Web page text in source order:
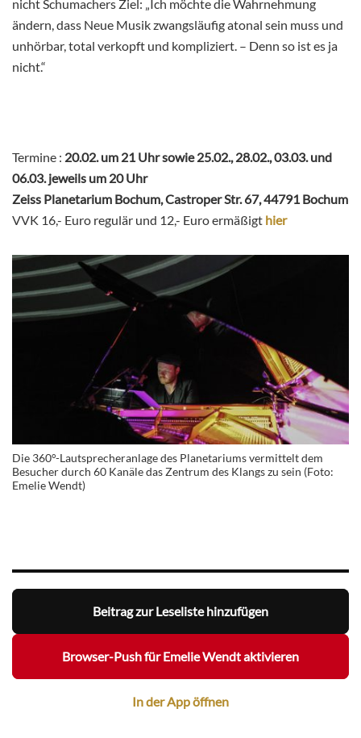
nicht Schumachers Ziel: „Ich möchte die Wahrnehmung
ändern, dass Neue Musik zwangsläufig atonal sein muss und
unhörbar, total verkopft und kompliziert. – Denn so ist es ja
nicht.“
Termine : 20.02. um 21 Uhr sowie 25.02., 28.02., 03.03. und
06.03. jeweils um 20 Uhr
Zeiss Planetarium Bochum, Castroper Str. 67, 44791 Bochum
VVK 16,- Euro regulär und 12,- Euro ermäßigt hier
Die 360°-Lautsprecheranlage des Planetariums vermittelt dem
Besucher durch 60 Kanäle das Zentrum des Klangs zu sein (Foto:
Emelie Wendt)
Beitrag zur Leseliste hinzufügen
Browser-Push für Emelie Wendt aktivieren
In der App öffnen